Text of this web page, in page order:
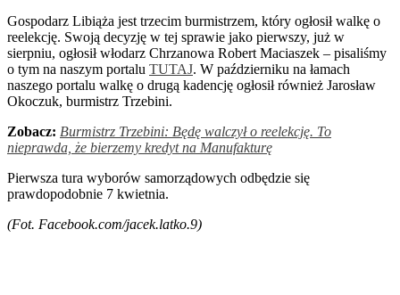
Gospodarz Libiąża jest trzecim burmistrzem, który ogłosił walkę o
reelekcję. Swoją decyzję w tej sprawie jako pierwszy, już w
sierpniu, ogłosił włodarz Chrzanowa Robert Maciaszek – pisaliśmy
o tym na naszym portalu TUTAJ. W październiku na łamach
naszego portalu walkę o drugą kadencję ogłosił również Jarosław
Okoczuk, burmistrz Trzebini.
Zobacz: Burmistrz Trzebini: Będę walczył o reelekcję. To
nieprawda, że bierzemy kredyt na Manufakturę
Pierwsza tura wyborów samorządowych odbędzie się
prawdopodobnie 7 kwietnia.
(Fot. Facebook.com/jacek.latko.9)